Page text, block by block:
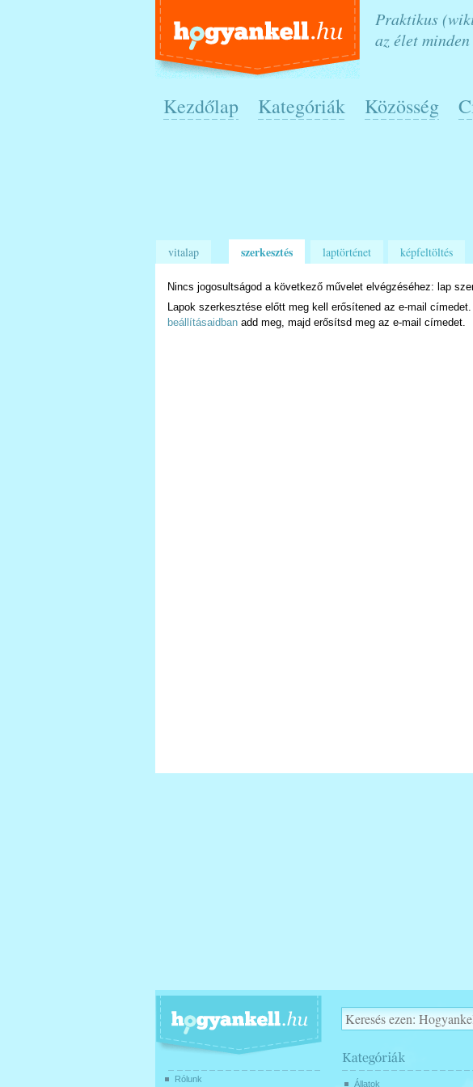
Praktikus
az élet
Kezdőlap Kategóriák Közösség
vitalap szerkesztés laptörténet képfeltöltés
Nincs jogosultságod a következő művelet elvégzéséhez: lap
Lapok szerkesztése előtt meg kell erősítened az e-mail
beállításaidban add meg, majd erősítsd meg az e-mail címedet.
Állatok
Rólunk